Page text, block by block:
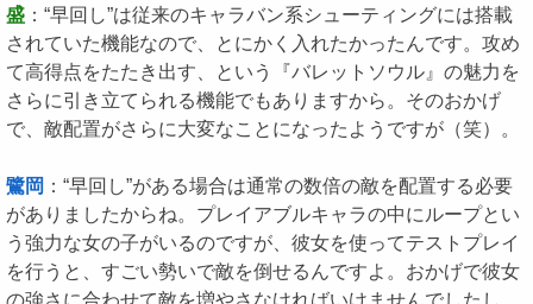
盛 ：“早回し”は従来のキャラバン系シューティングには搭載
されていた機能なので、とにかく入れたかったんです。攻め
て高得点をたたき出す、という『バレットソウル』の魅力を
さらに引き立てられる機能でもありますから。そのおかげ
で、敵配置がさらに大変なことになったようですが（笑）。
鷺岡 ：“早回し”がある場合は通常の数倍の敵を配置する必要
がありましたからね。プレイアブルキャラの中にループとい
う強力な女の子がいるのですが、彼女を使ってテストプレイ
を行うと、すごい勢いで敵を倒せるんですよ。おかげで彼女
の強さに合わせて敵を増やさなければいけませんでしたし、